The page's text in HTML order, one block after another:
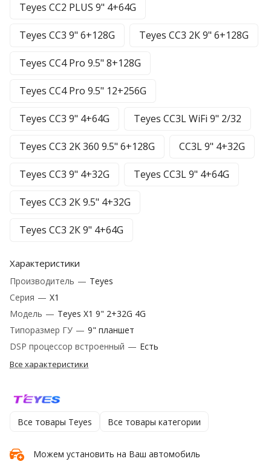
Teyes CC2 PLUS 9" 4+64G
Teyes CC3 9" 6+128G Teyes CC3 2К 9" 6+128G
Teyes CC4 Pro 9.5" 8+128G
Teyes CC4 Pro 9.5" 12+256G
Teyes CC3 9" 4+64G Teyes CC3L WiFi 9" 2/32
Teyes CC3 2K 360 9.5" 6+128G CC3L 9" 4+32G
Teyes CC3 9" 4+32G Teyes CC3L 9" 4+64G
Teyes CC3 2К 9.5" 4+32G
Teyes CC3 2К 9" 4+64G
Характеристики
Производитель — Teyes
Серия — X1
Модель — Teyes X1 9" 2+32G 4G
Типоразмер ГУ — 9" планшет
DSP процессор встроенный — Есть
Все характеристики
Все товары Teyes Все товары категории
Можем установить на Ваш автомобиль